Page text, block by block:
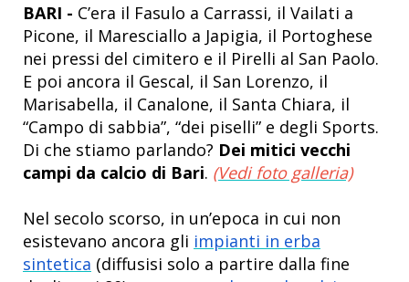
BARI - C’era il Fasulo a Carrassi, il Vailati a
Picone, il Maresciallo a Japigia, il Portoghese
nei pressi del cimitero e il Pirelli al San Paolo.
E poi ancora il Gescal, il San Lorenzo, il
Marisabella, il Canalone, il Santa Chiara, il
“Campo di sabbia”, “dei piselli” e degli Sports.
Di che stiamo parlando? Dei mitici vecchi
campi da calcio di Bari. (Vedi foto galleria)
Nel secolo scorso, in un’epoca in cui non
esistevano ancora gli impianti in erba
sintetica (diffusisi solo a partire dalla fine